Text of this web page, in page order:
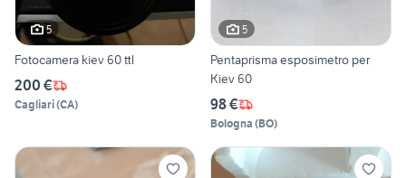
5
Fotocamera kiev 60 ttl
200 €
Cagliari(CA)
5
Pentaprisma esposimetro per
Kiev 60
98 €
Bologna (BO)